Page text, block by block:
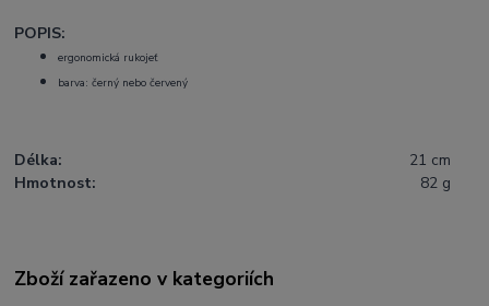
POPIS:
ergonomická rukojeť
barva: černý nebo červený
Délka:
21 cm
Hmotnost:
82 g
Zboží zařazeno v kategoriích